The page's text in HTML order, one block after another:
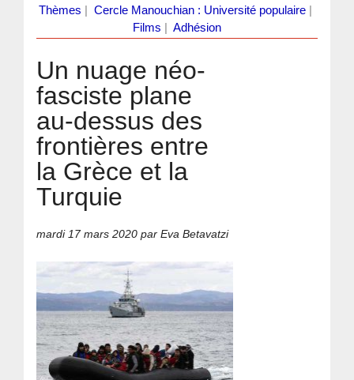
Thèmes
Cercle Manouchian : Université populaire
Films
Adhésion
Un nuage néo-
fasciste plane
au-dessus des
frontières entre
la Grèce et la
Turquie
mardi 17 mars 2020 par Eva Betavatzi